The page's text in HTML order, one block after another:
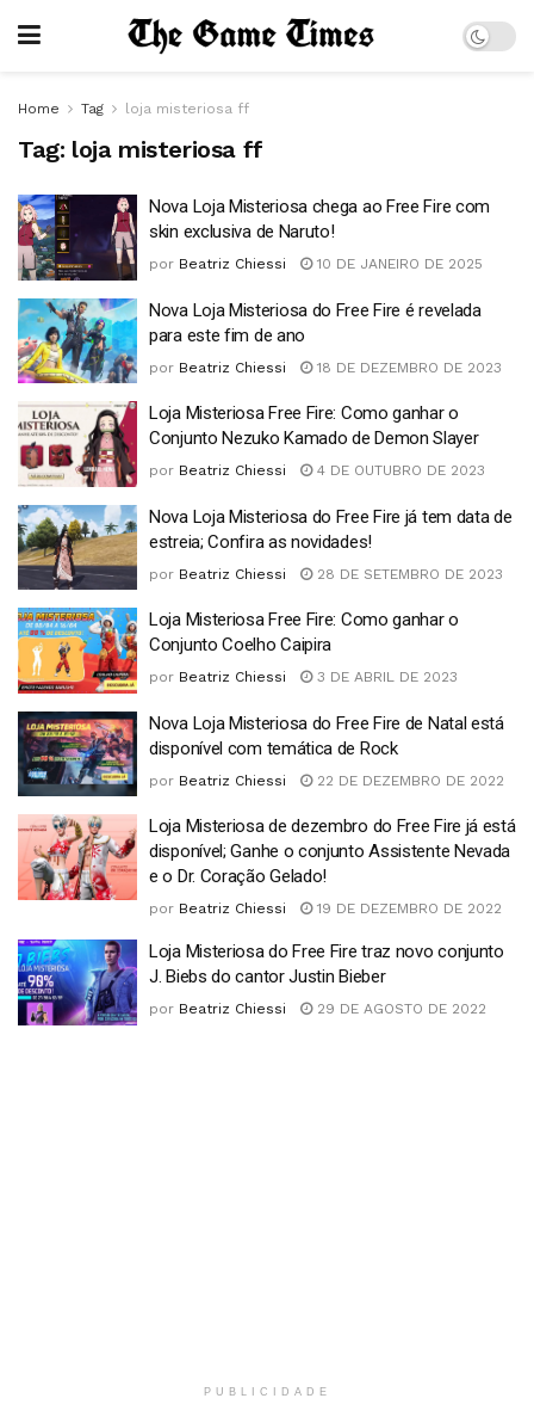
Home Tag loja misteriosa ff
Tag: loja misteriosa ff
Nova Loja Misteriosa chega ao Free Fire com
skin exclusiva de Naruto!
por Beatriz Chiessi 10 DE JANEIRO DE 2025
Nova Loja Misteriosa do Free Fire é revelada
para este fim de ano
por Beatriz Chiessi 18 DE DEZEMBRO DE 2023
Loja Misteriosa Free Fire: Como ganhar o
Conjunto Nezuko Kamado de Demon Slayer
por Beatriz Chiessi 4 DE OUTUBRO DE 2023
Nova Loja Misteriosa do Free Fire já tem data de
estreia; Confira as novidades!
por Beatriz Chiessi 28 DE SETEMBRO DE 2023
Loja Misteriosa Free Fire: Como ganhar o
Conjunto Coelho Caipira
por Beatriz Chiessi 3 DE ABRIL DE 2023
Nova Loja Misteriosa do Free Fire de Natal está
disponível com temática de Rock
por Beatriz Chiessi 22 DE DEZEMBRO DE 2022
Loja Misteriosa de dezembro do Free Fire já está
disponível; Ganhe o conjunto Assistente Nevada
e o Dr. Coração Gelado!
por Beatriz Chiessi 19 DE DEZEMBRO DE 2022
Loja Misteriosa do Free Fire traz novo conjunto
J. Biebs do cantor Justin Bieber
por Beatriz Chiessi 29 DE AGOSTO DE 2022
PUBLICIDADE